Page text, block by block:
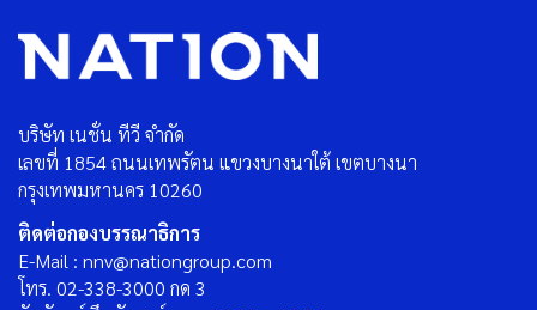
บริษัท เนชั่น ทีวี จำกัด
เลขที่ 1854 ถนนเทพรัตน แขวงบางนาใต้ เขตบางนา
กรุงเทพมหานคร 10260
ติดต่อกองบรรณาธิการ
E-Mail : nnv@nationgroup.com
โทร. 02-338-3000 กด 3